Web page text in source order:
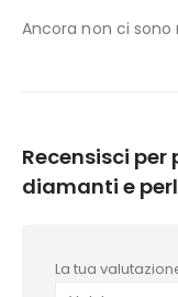
Ancora non ci sono
Recensisci per
diamanti e
La tua